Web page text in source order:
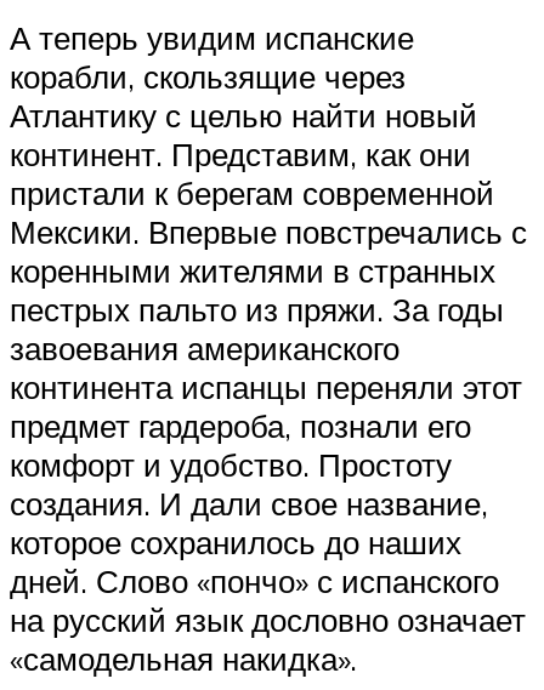
А теперь увидим испанские
корабли, скользящие через
Атлантику с целью найти новый
континент. Представим, как они
пристали к берегам современной
Мексики. Впервые повстречались с
коренными жителями в странных
пестрых пальто из пряжи. За годы
завоевания американского
континента испанцы переняли этот
предмет гардероба, познали его
комфорт и удобство. Простоту
создания. И дали свое название,
которое сохранилось до наших
дней. Слово «пончо» с испанского
на русский язык дословно означает
«самодельная накидка».